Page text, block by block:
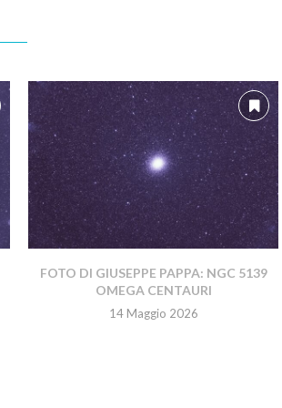
FOTO DI GIUSEPPE PAPPA: NGC 5139
OMEGA CENTAURI
14 Maggio 2026